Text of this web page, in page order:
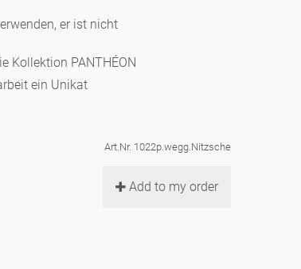
er ist nicht
Kollektion PANTHÉON
ein Unikat
Art.Nr. 1022p.wegg.Nitzsche
Add to my order